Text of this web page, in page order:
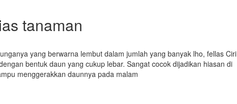
tanaman
yang berwarna lembut dalam jumlah yang banyak lho, fellas Ciri
bentuk daun yang cukup lebar. Sangat cocok dijadikan hiasan di
menggerakkan daunnya pada malam